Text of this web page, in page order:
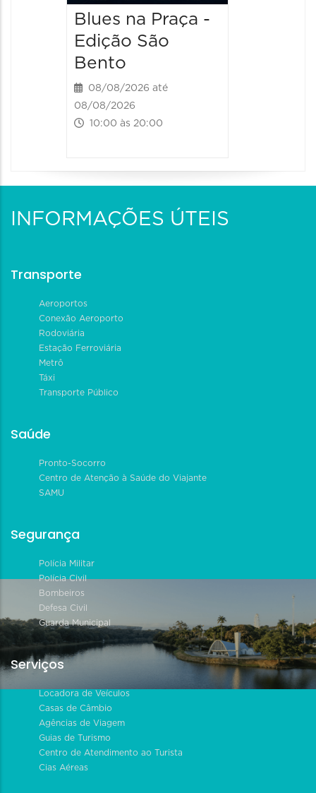
Blues na Praça -
Edição São
Bento
08/08/2026 até
08/08/2026
10:00 às 20:00
INFORMAÇÕES ÚTEIS
Transporte
Aeroportos
Conexão Aeroporto
Rodoviária
Estação Ferroviária
Metrô
Táxi
Transporte Público
Saúde
Pronto-Socorro
Centro de Atenção à Saúde do Viajante
SAMU
Segurança
Polícia Militar
Polícia Civil
Bombeiros
Defesa Civil
Guarda Municipal
Serviços
Locadora de Veículos
Casas de Câmbio
Agências de Viagem
Guias de Turismo
Centro de Atendimento ao Turista
Cias Aéreas